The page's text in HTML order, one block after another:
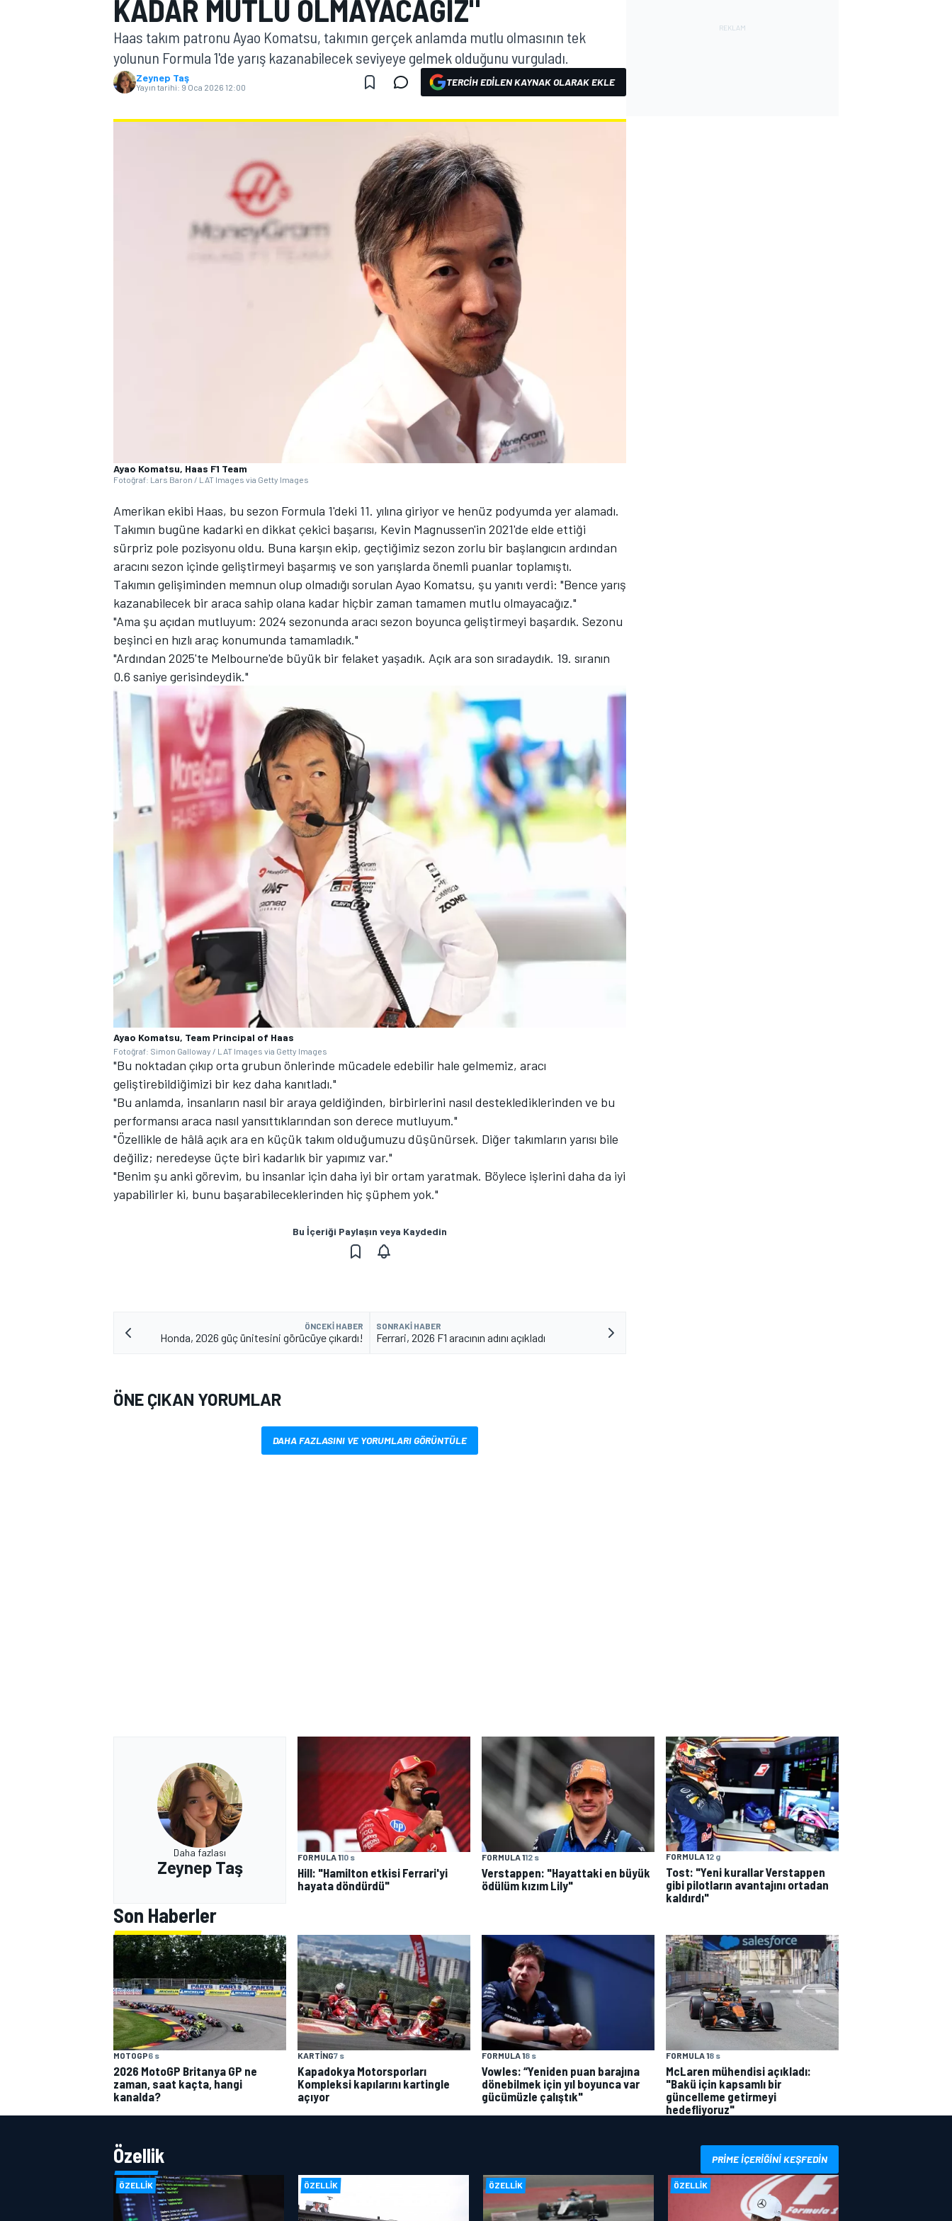
MOTOGP
WORLD SUPERBIKE
TÜRK SPORCULAR
KADAR MUTLU OLMAYACAĞIZ"
Haas takım patronu Ayao Komatsu, takımın gerçek anlamda mutlu olmasının tek
yolunun Formula 1'de yarış kazanabilecek seviyeye gelmek olduğunu vurguladı.
Zeynep Taş
Yayın tarihi: 9 Oca 2026 12:00 TERCIH EDILEN KAYNAK OLARAK EKLE
Ayao Komatsu, Haas F1 Team
Fotoğraf: Lars Baron / LAT Images via Getty Images
Amerikan ekibi Haas, bu sezon Formula 1'deki 11. yılına giriyor ve henüz podyumda yer alamadı.
Takımın bugüne kadarki en dikkat çekici başarısı, Kevin Magnussen'in 2021'de elde ettiği
sürpriz pole pozisyonu oldu. Buna karşın ekip, geçtiğimiz sezon zorlu bir başlangıcın ardından
aracını sezon içinde geliştirmeyi başarmış ve son yarışlarda önemli puanlar toplamıştı.
Takımın gelişiminden memnun olup olmadığı sorulan Ayao Komatsu, şu yanıtı verdi: "Bence yarış
kazanabilecek bir araca sahip olana kadar hiçbir zaman tamamen mutlu olmayacağız."
"Ama şu açıdan mutluyum: 2024 sezonunda aracı sezon boyunca geliştirmeyi başardık. Sezonu
beşinci en hızlı araç konumunda tamamladık."
"Ardından 2025'te Melbourne'de büyük bir felaket yaşadık. Açık ara son sıradaydık. 19. sıranın
0.6 saniye gerisindeydik."
Ayao Komatsu, Team Principal of Haas
Fotoğraf: Simon Galloway / LAT Images via Getty Images
"Bu noktadan çıkıp orta grubun önlerinde mücadele edebilir hale gelmemiz, aracı
geliştirebildiğimizi bir kez daha kanıtladı."
"Bu anlamda, insanların nasıl bir araya geldiğinden, birbirlerini nasıl desteklediklerinden ve bu
performansı araca nasıl yansıttıklarından son derece mutluyum."
"Özellikle de hâlâ açık ara en küçük takım olduğumuzu düşünürsek. Diğer takımların yarısı bile
değiliz; neredeyse üçte biri kadarlık bir yapımız var."
"Benim şu anki görevim, bu insanlar için daha iyi bir ortam yaratmak. Böylece işlerini daha da iyi
yapabilirler ki, bunu başarabileceklerinden hiç şüphem yok."
Bu İçeriği Paylaşın veya Kaydedin
ÖNCEKI HABER
Honda, 2026 güç ünitesini görücüye çıkardı!
SONRAKI HABER
Ferrari, 2026 F1 aracının adını açıkladı
ÖNE ÇIKAN YORUMLAR
DAHA FAZLASINI VE YORUMLARI GÖRÜNTÜLE
Daha fazlası
Zeynep Taş
FORMULA 110 s
Hill: "Hamilton etkisi Ferrari'yi
hayata döndürdü"
FORMULA 112 s
Verstappen: "Hayattaki en büyük
ödülüm kızım Lily"
FORMULA 12 g
Tost: "Yeni kurallar Verstappen
gibi pilotların avantajını ortadan
kaldırdı"
Son Haberler
MOTOGP6 s
2026 MotoGP Britanya GP ne
zaman, saat kaçta, hangi
kanalda?
KARTING7 s
Kapadokya Motorsporları
Kompleksi kapılarını kartingle
açıyor
FORMULA 18 s
Vowles: “Yeniden puan barajına
dönebilmek için yıl boyunca var
gücümüzle çalıştık"
FORMULA 18 s
McLaren mühendisi açıkladı:
"Bakü için kapsamlı bir
güncelleme getirmeyi
hedefliyoruz"
Özellik PRIME IÇERIĞINI KEŞFEDIN
ÖZELLIK ÖZELLIK ÖZELLIK ÖZELLIK